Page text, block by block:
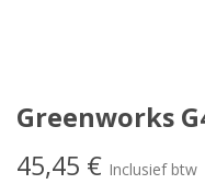
Greenworks
45,45 € Inclusief btw